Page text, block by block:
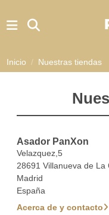
Inicio Nuestras tiendas
Asador PanXon
Velazquez,5
28691 Villanueva de La
Madrid
España
Acerca de y contacto